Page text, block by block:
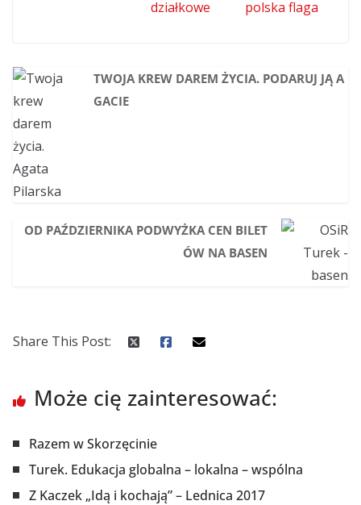
TWOJA KREW DAREM ŻYCIA. PODARUJ JĄ A
GACIE
OD PAŹDZIERNIKA PODWYŻKA CEN BILET
ÓW NA BASEN
Share This Post:
Może cię zainteresować:
Razem w Skorzęcinie
Turek. Edukacja globalna – lokalna – wspólna
Z Kaczek „Idą i kochają” – Lednica 2017